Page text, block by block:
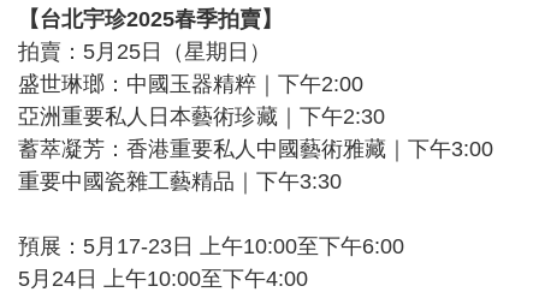
【台北宇珍2025春季拍賣】
拍賣：5月25日（星期日）
盛世琳瑯：中國玉器精粹｜下午2:00
亞洲重要私人日本藝術珍藏｜下午2:30
蓄萃凝芳：香港重要私人中國藝術雅藏｜下午3:00
重要中國瓷雜工藝精品｜下午3:30
預展：5月17-23日 上午10:00至下午6:00
5月24日 上午10:00至下午4:00